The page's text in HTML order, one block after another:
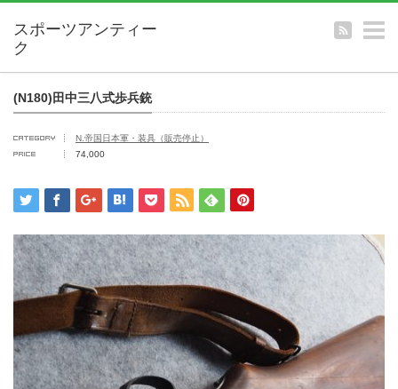
(N180)田中三八式歩兵銃
N.帝国日本軍・装具（販売停止）
74,000